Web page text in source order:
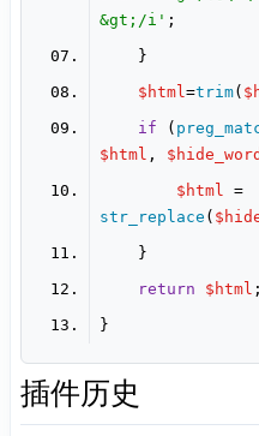
&gt;/i'
$html =trim(
if (
$html ,
$html
str_replace (
return
$html
插件历史